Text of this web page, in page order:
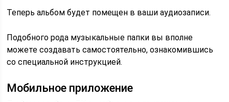
Теперь альбом будет помещен в ваши аудиозаписи.
Подобного рода музыкальные папки вы вполне
можете создавать самостоятельно, ознакомившись
со специальной инструкцией.
Мобильное приложение